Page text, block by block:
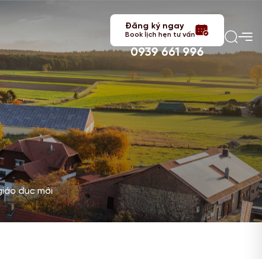
Đăng ký ngay
Book lịch hẹn tư vấn
0939 661 996
dục mới